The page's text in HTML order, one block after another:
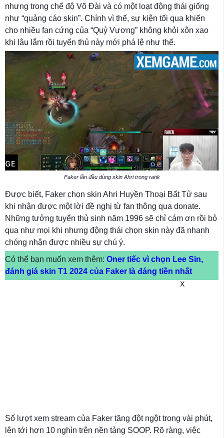
nhưng trong chế độ Võ Đài và có một loạt động thái giống
như “quảng cáo skin”. Chính vì thế, sự kiện tối qua khiến
cho nhiều fan cứng của “Quỷ Vương” không khỏi xôn xao
khi lâu lắm rồi tuyển thủ này mới phá lệ như thế.
Faker lần đầu dùng skin Ahri trong rank
Được biết, Faker chọn skin Ahri Huyền Thoại Bất Tử sau
khi nhận được một lời đề nghị từ fan thông qua donate.
Những tưởng tuyển thủ sinh năm 1996 sẽ chỉ cám ơn rồi bỏ
qua như mọi khi nhưng động thái chọn skin này đã nhanh
chóng nhận được nhiều sự chú ý.
Có thể bạn muốn xem thêm: Oner tiếc vì chọn Lee Sin,
đánh giá skin T1 2024 của Faker là đáng tiền nhất
X
Số lượt xem stream của Faker tăng đột ngột trong vài phút,
lên tới hơn 10 nghìn trên nền tảng SOOP. Rõ ràng, việc